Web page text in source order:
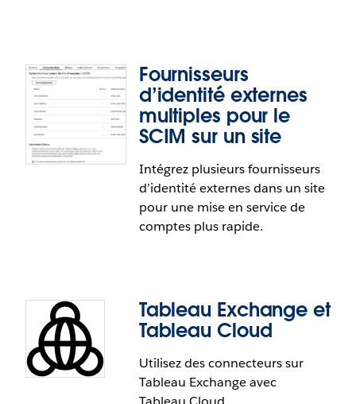
Gains rapides pour les auteurs
Créez des liens et développez votre communauté
comme jamais auparavant grâce à une meilleure
visibilité. Les auteurs peuvent augmenter leur
Cette fonctionnalité répond en tout ou en partie
à la demande suivante sur la plateforme
IdeaExchange de Salesforce :Plus grand nombre
Fournisseurs
d’identité externes
multiples pour le
SCIM sur un site
Intégrez plusieurs fournisseurs
d’identité externes dans un site
pour une mise en service de
comptes plus rapide.
Fournisseurs d’identité externes
Tableau Exchange et
Tableau Cloud
Utilisez des connecteurs sur
Tableau Exchange avec